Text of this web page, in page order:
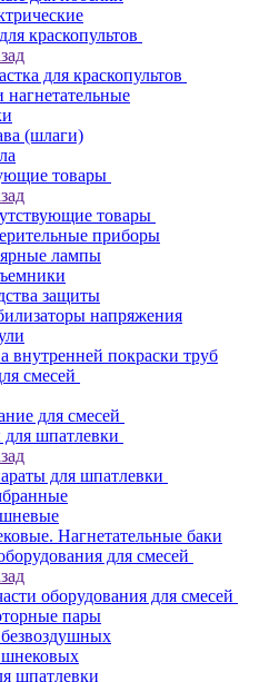
краскопультов
для краскопультов
нагнетательные
(шлаги)
товары
товары
приборы
лампы
защиты
напряжения
внутренней покраски труб
смесей
для смесей
шпатлевки
для шпатлевки
Нагнетательные баки
для смесей
оборудования для смесей
пары
шпатлевки